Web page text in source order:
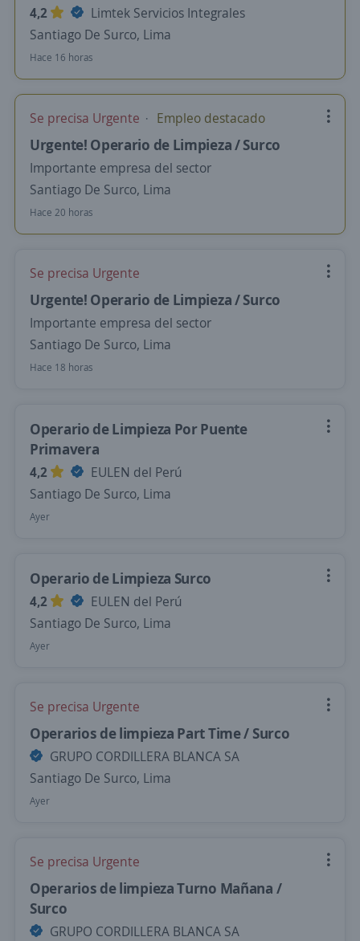
4,2
Limtek Servicios Integrales
Santiago De Surco, Lima
Hace 16 horas
Se precisa Urgente Empleo destacado
Urgente! Operario de Limpieza / Surco
Importante empresa del sector
Santiago De Surco, Lima
Hace 20 horas
Se precisa Urgente
Urgente! Operario de Limpieza / Surco
Importante empresa del sector
Santiago De Surco, Lima
Hace 18 horas
Operario de Limpieza Por Puente
Primavera
4,2
EULEN del Perú
Santiago De Surco, Lima
Ayer
Operario de Limpieza Surco
4,2
EULEN del Perú
Santiago De Surco, Lima
Ayer
Se precisa Urgente
Operarios de limpieza Part Time / Surco
GRUPO CORDILLERA BLANCA SA
Santiago De Surco, Lima
Ayer
Se precisa Urgente
Operarios de limpieza Turno Mañana /
Surco
GRUPO CORDILLERA BLANCA SA